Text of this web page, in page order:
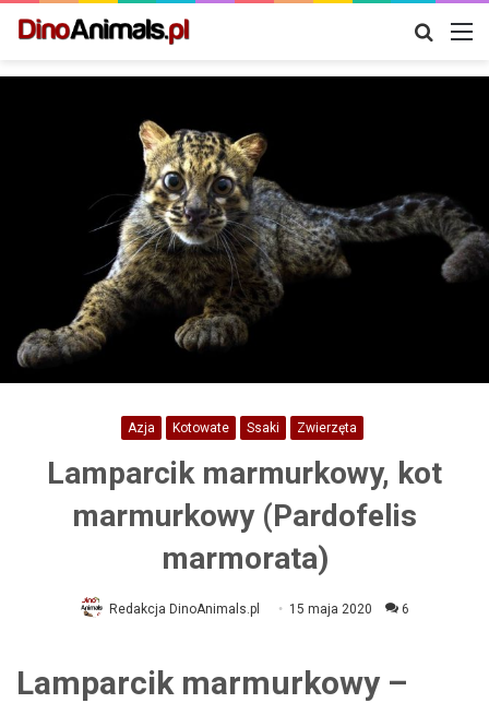
Szukaj
Azja Kotowate Ssaki Zwierzęta
Lamparcik marmurkowy, kot
marmurkowy (Pardofelis
marmorata)
Redakcja DinoAnimals.pl 15 maja 2020 6
Lamparcik marmurkowy –